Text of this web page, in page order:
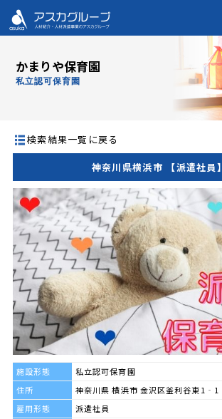
かまりや保育園
私立認可保育園
検索結果一覧に戻る
神奈川県横浜市 【派遣社員】
施設形態
私立認可保育園
住所
神奈川県 横浜市 金沢区釜利谷東
雇用形態
派遣社員